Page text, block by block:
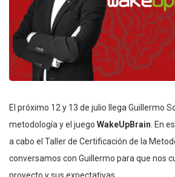
El próximo 12 y 13 de julio llega Guillermo
metodología y el juego WakeUpBrain . En
a cabo el Taller de Certificación de la
conversamos con Guillermo para que nos
proyecto y sus expectativas.